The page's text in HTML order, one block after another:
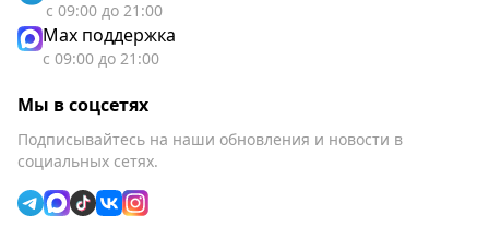
с 09:00 до 21:00
Max поддержка
с 09:00 до 21:00
Мы в соцсетях
Подписывайтесь на наши обновления и новости в
социальных сетях.